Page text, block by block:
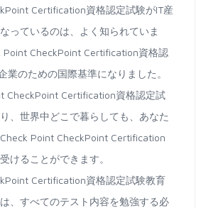
Certification資格認定試験がIT産
っているのは、よく知られていま
Point CheckPoint Certification資格認
業のための国際基準になりました。
CheckPoint Certification資格認定試
、世界中どこで暮らしても、あなた
Point CheckPoint Certification
けることができます。
Certification資格認定試験教育
、すべてのテスト内容を勉強する必